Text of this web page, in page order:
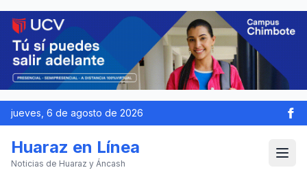
jueves, 6 de agosto de 2026
Huaraz en Línea
Noticias de Huaraz y Áncash